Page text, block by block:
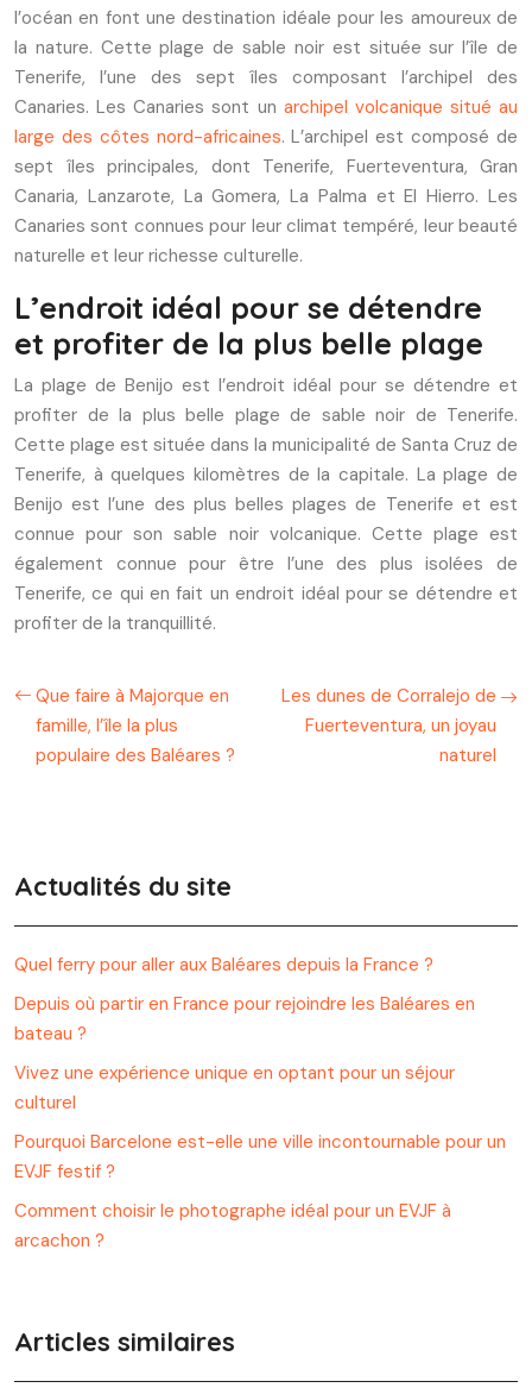
l’océan en font une destination idéale pour les amoureux de
la nature. Cette plage de sable noir est située sur l’île de
Tenerife, l’une des sept îles composant l’archipel des
Canaries. Les Canaries sont un archipel volcanique situé au
large des côtes nord-africaines. L’archipel est composé de
sept îles principales, dont Tenerife, Fuerteventura, Gran
Canaria, Lanzarote, La Gomera, La Palma et El Hierro. Les
Canaries sont connues pour leur climat tempéré, leur beauté
naturelle et leur richesse culturelle.
L’endroit idéal pour se détendre
et profiter de la plus belle plage
La plage de Benijo est l’endroit idéal pour se détendre et
profiter de la plus belle plage de sable noir de Tenerife.
Cette plage est située dans la municipalité de Santa Cruz de
Tenerife, à quelques kilomètres de la capitale. La plage de
Benijo est l’une des plus belles plages de Tenerife et est
connue pour son sable noir volcanique. Cette plage est
également connue pour être l’une des plus isolées de
Tenerife, ce qui en fait un endroit idéal pour se détendre et
profiter de la tranquillité.
Que faire à Majorque en
famille, l’île la plus
populaire des Baléares ?
Les dunes de Corralejo de
Fuerteventura, un joyau
naturel
Actualités du site
Quel ferry pour aller aux Baléares depuis la France ?
Depuis où partir en France pour rejoindre les Baléares en
bateau ?
Vivez une expérience unique en optant pour un séjour
culturel
Pourquoi Barcelone est-elle une ville incontournable pour un
EVJF festif ?
Comment choisir le photographe idéal pour un EVJF à
arcachon ?
Articles similaires